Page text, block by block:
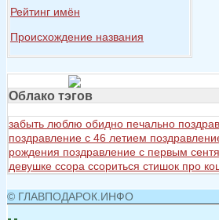
Рейтинг имён
Происхождение названия
Облако тэгов
забыть люблю обидно печально
поздравление с 46 летием
рождения поздравление с первым
девушке ссора ссориться стишок про
© ГЛАВПОДАРОК.ИНФО